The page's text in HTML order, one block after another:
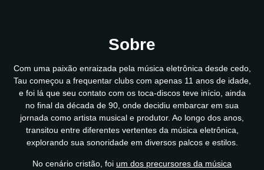
Sobre
Com uma paixão enraizada pela música eletrônica desde cedo,
Tau começou a frequentar clubs com apenas 11 anos de idade,
e foi lá que seu contato com os toca-discos teve início, ainda
no final da década de 90, onde decidiu embarcar em sua
jornada como artista musical e produtor. Ao longo dos anos,
transitou entre diferentes vertentes da música eletrônica,
explorando sua sonoridade em diversos palcos e estilos.
No cenário cristão, foi um dos precursores da música